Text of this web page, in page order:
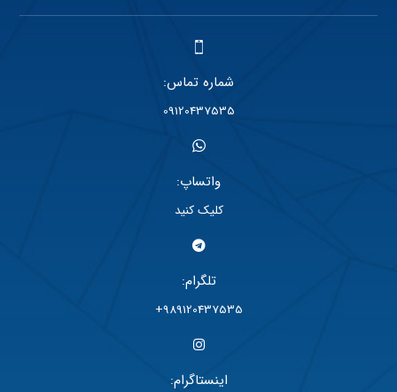
شماره تماس:
09120437535
واتساپ:
کلیک کنید
تلگرام:
989120437535+
اینستاگرام: